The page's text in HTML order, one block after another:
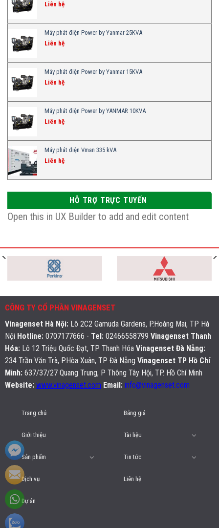
Liên hệ
Máy phát điện Power by Yanmar 25KVA
Liên hệ
Máy phát điện Power by Yanmar 15KVA
Liên hệ
Máy phát điện Power by YANMAR 10KVA
Liên hệ
Máy phát điện Vman 335 kVA
Liên hệ
HỖ TRỢ TRỰC TUYẾN
Open this in UX Builder to add and edit content
CÔNG TY CỔ PHẦN VINAGENSET
Vinagenset Hà Nội: Lô 2C2 Gamuda Gardens, P.Hoàng Mai, TP Hà
Nội Hotline: 0707177666 - Tel:02466558799 Vinagenset Thanh
Hóa: Lô 12 Triệu Quốc Đạt, TP Thanh Hóa Vinagenset Đà Nẵng:
234 Trần Văn Trà, P.Hòa Xuân, TP Đà Nẵng Vinagenset TP Hồ Chí
Minh: 637/37/27 Quang Trung, P Thông Tây Hội, TP. Hồ Chí Minh
Website: www.vinagenset.com Email: info@vinagenset.com
Trang chủ
Giới thiệu
Sản phẩm
Dịch vụ
Dự án
Bảng giá
Tài liệu
Tin tức
Liên hệ